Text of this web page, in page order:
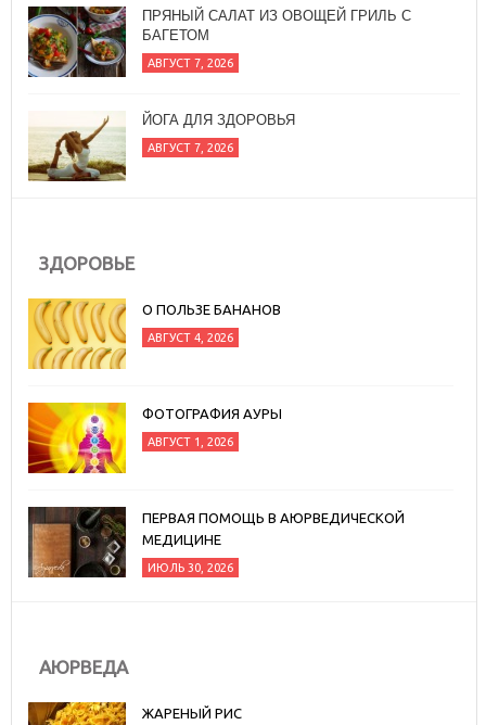
ПРЯНЫЙ САЛАТ ИЗ ОВОЩЕЙ ГРИЛЬ С
БАГЕТОМ
АВГУСТ 7, 2026
ЙОГА ДЛЯ ЗДОРОВЬЯ
АВГУСТ 7, 2026
ЗДОРОВЬЕ
О ПОЛЬЗЕ БАНАНОВ
АВГУСТ 4, 2026
ФОТОГРАФИЯ АУРЫ
АВГУСТ 1, 2026
ПЕРВАЯ ПОМОЩЬ В АЮРВЕДИЧЕСКОЙ
МЕДИЦИНЕ
ИЮЛЬ 30, 2026
АЮРВЕДА
ЖАРЕНЫЙ РИС